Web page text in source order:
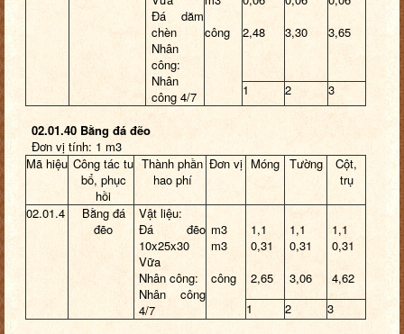
Đá dăm
chèn
Nhân
công:
Nhân
công 4/7
công
2,48
3,30
3,65
1 2 3
02.01.40 Bằng đá đẽo
Đơn vị tính: 1 m3
Mã hiệu Công tác tu
bổ, phục
hồi
Thành phần
hao phí
Đơn vị Móng Tường
Cột,
trụ
02.01.4
Bằng đá
đẽo
Vật liệu:
Đá đẽo
10x25x30
Vữa
Nhân công:
Nhân công
4/7
m3
m3
công
1,1
0,31
2,65
1,1
0,31
3,06
1,1
0,31
4,62
1
2 3